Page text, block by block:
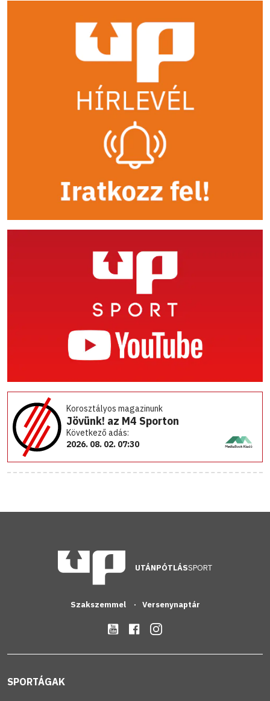
Korosztályos magazinunk
Jövünk! az M4 Sporton
Következő adás:
2026. 08. 02. 07:30
UTÁNPÓTLÁSSPORT
Szakszemmel Versenynaptár
SPORTÁGAK